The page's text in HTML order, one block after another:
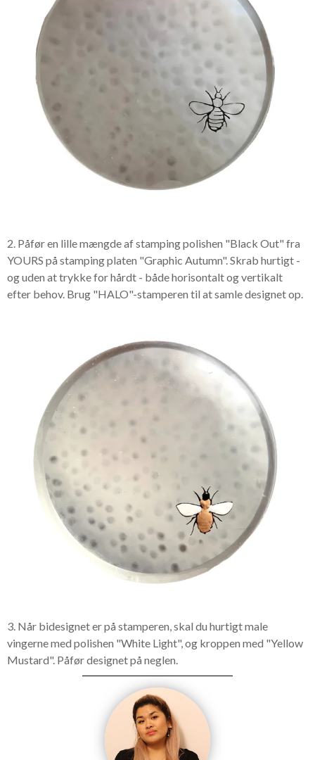
2. Påfør en lille mængde af stamping polishen "Black Out" fra
YOURS på stamping platen "Graphic Autumn". Skrab hurtigt -
og uden at trykke for hårdt - både horisontalt og vertikalt
efter behov. Brug "HALO"-stamperen til at samle designet op.
3. Når bidesignet er på stamperen, skal du hurtigt male
vingerne med polishen "White Light", og kroppen med "Yellow
Mustard". Påfør designet på neglen.